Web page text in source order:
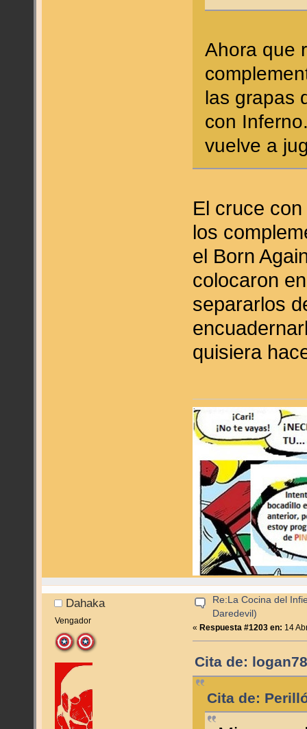
Ahora que
las grapas
con
vuelve a
El cruce
los
el Born
colocaron
separarlos
quisiera
Dahaka
Vengador
Re:La Cocina del
Daredevil)
« Respuesta #1203 en: 14
Cita de:
Cita de: